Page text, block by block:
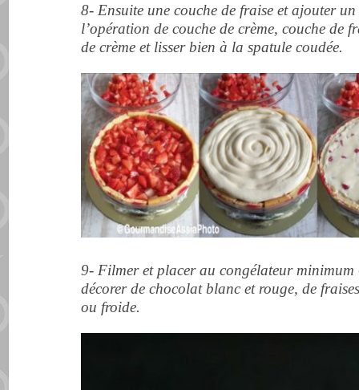
8- Ensuite une couche de fraise et ajouter
l’opération de couche de crème, couche de
de crème et lisser bien à la spatule coudée.
9- Filmer et placer au congélateur
décorer de chocolat blanc et rouge, de
ou froide.